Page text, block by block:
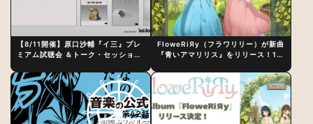
【8/11開催】原口沙輔『イ三』プレ
ミアム試聴会 ＆トーク・セッション
制作秘話
FloweRiЯy（フラワリリー）が新曲
『青いアマリリス』をリリース！1st